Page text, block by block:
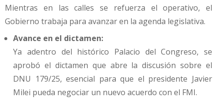
Mientras en las calles se refuerza el operativo, el
Gobierno trabaja para avanzar en la agenda legislativa.
Avance en el dictamen:
Ya adentro del histórico Palacio del Congreso, se
aprobó el dictamen que abre la discusión sobre el
DNU 179/25, esencial para que el presidente Javier
Milei pueda negociar un nuevo acuerdo con el FMI.